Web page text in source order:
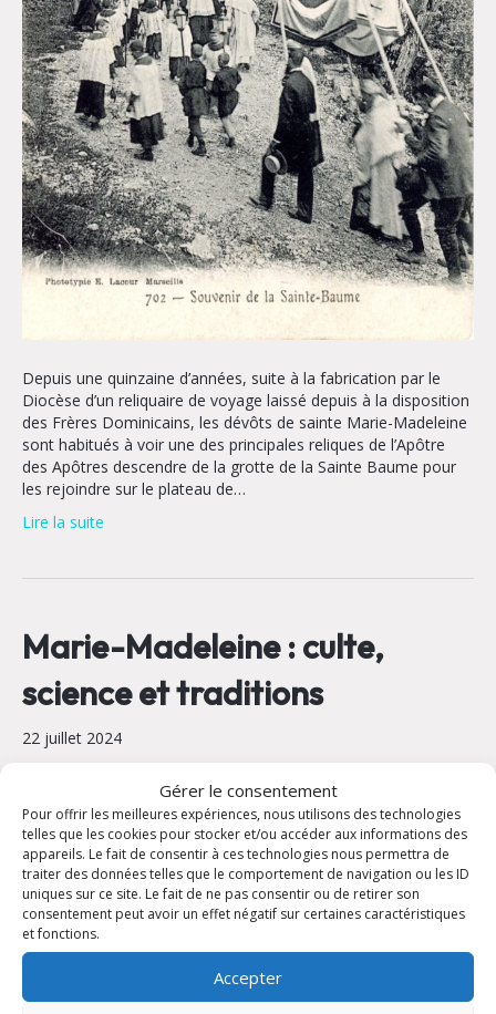
Gérer le consentement
Pour offrir les meilleures expériences, nous utilisons des technologies
telles que les cookies pour stocker et/ou accéder aux informations des
appareils. Le fait de consentir à ces technologies nous permettra de
traiter des données telles que le comportement de navigation ou les ID
uniques sur ce site. Le fait de ne pas consentir ou de retirer son
consentement peut avoir un effet négatif sur certaines caractéristiques
et fonctions.
Accepter
Depuis une quinzaine d’années, suite à la fabrication par le
Diocèse d’un reliquaire de voyage laissé depuis à la disposition
des Frères Dominicains, les dévôts de sainte Marie-Madeleine
sont habitués à voir une des principales reliques de l’Apôtre
des Apôtres descendre de la grotte de la Sainte Baume pour
les rejoindre sur le plateau de…
Lire la suite
Marie-Madeleine : culte,
science et traditions
22 juillet 2024